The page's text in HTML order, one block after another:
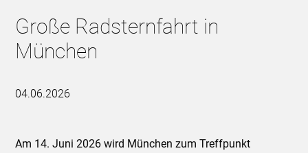
Große Radsternfahrt in
München
04.06.2026
Am 14. Juni 2026 wird München zum Treffpunkt